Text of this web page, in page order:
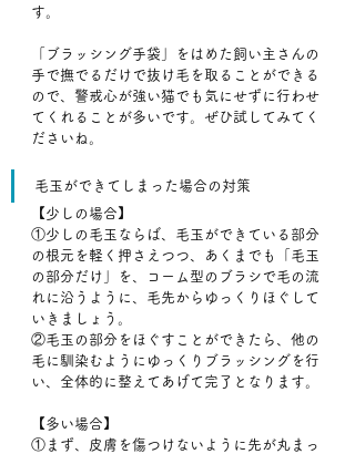
す。
「ブラッシング手袋」をはめた飼い主さんの
手で撫でるだけで抜け毛を取ることができる
ので、警戒心が強い猫でも気にせずに行わせ
てくれることが多いです。ぜひ試してみてく
ださいね。
毛玉ができてしまった場合の対策
【少しの場合】
①少しの毛玉ならば、毛玉ができている部分
の根元を軽く押さえつつ、あくまでも「毛玉
の部分だけ」を、コーム型のブラシで毛の流
れに沿うように、毛先からゆっくりほぐして
いきましょう。
②毛玉の部分をほぐすことができたら、他の
毛に馴染むようにゆっくりブラッシングを行
い、全体的に整えてあげて完了となります。
【多い場合】
①まず、皮膚を傷つけないように先が丸まっ